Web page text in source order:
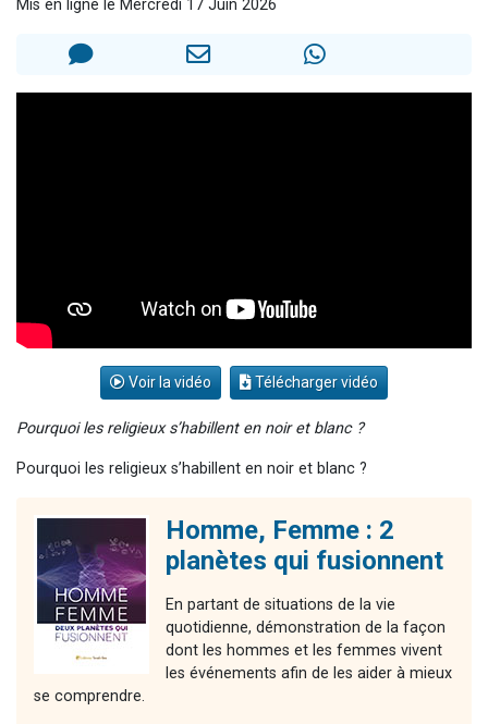
30 personnes viennent de faire un don pour Sauvez la jambe de Yohan
Mis en ligne le Mercredi 17 Juin 2026
Voir la vidéo Télécharger vidéo
Pourquoi les religieux s’habillent en noir et blanc ?
Pourquoi les religieux s’habillent en noir et blanc ?
Homme, Femme : 2
planètes qui fusionnent
En partant de situations de la vie
quotidienne, démonstration de la façon
dont les hommes et les femmes vivent
les événements afin de les aider à mieux
se comprendre.